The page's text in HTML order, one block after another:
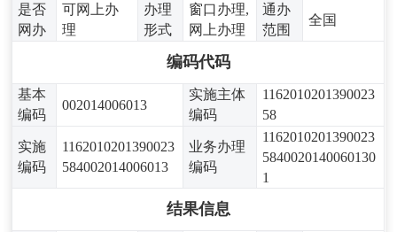
是否
网办
可网上办
理
办理
形式
窗口办理,
网上办理
通办
范围
全国
编码代码
基本
编码
002014006013
实施主体
编码
1162010201390023
58
实施
编码
1162010201390023
584002014006013
业务办理
编码
1162010201390023
5840020140060130
1
结果信息